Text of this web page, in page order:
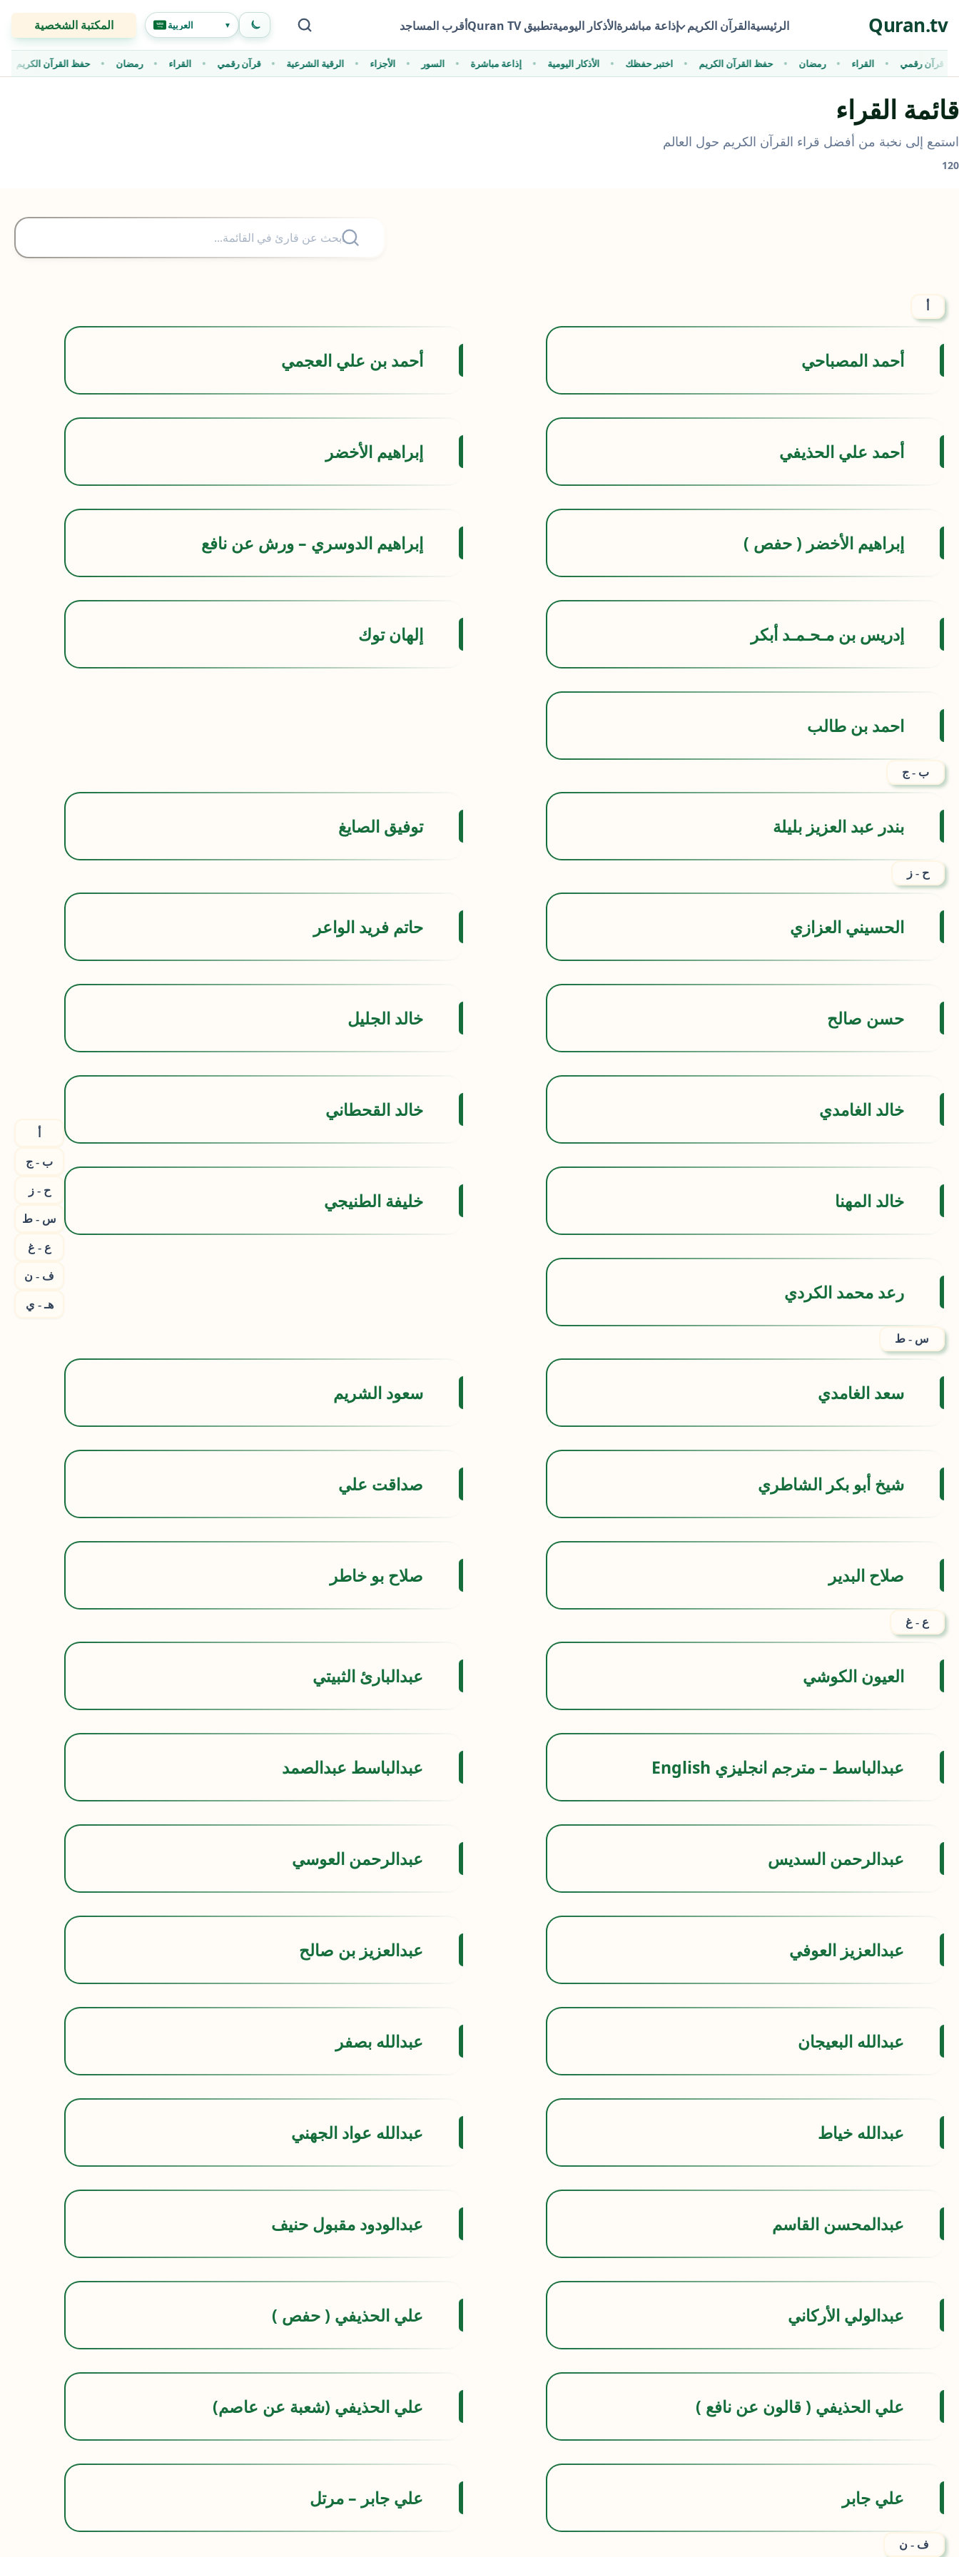
Quran.tv الرئيسيةالقرآن الكريم إذاعة مباشرةالأذكار اليوميةتطبيق Quran TV أقرب المساجد العربية ▼ المكتبة الشخصية
حفظ القرآن الكريم رمضان القراء قرآن رقمي الرقية الشرعية الأجزاء السور إذاعة مباشرة الأذكار اليومية اختبر حفظك حفظ القرآن الكريم رمضان القراء قرآن رقمي
قائمة القراء
استمع إلى نخبة من أفضل قراء القرآن الكريم حول العالم
120
ب - ج
ح - ز
س - ط
ع - غ
ف - ن
هـ - ي
أحمد المصباحي أحمد بن علي العجمي
أحمد علي الحذيفي إبراهيم الأخضر
إبراهيم الأخضر ( حفص ) إبراهيم الدوسري – ورش عن نافع
إدريس بن مـحـمـد أبكر إلهان توك
احمد بن طالب
ب - ج
بندر عبد العزيز بليلة توفيق الصايغ
ح - ز
الحسيني العزازي حاتم فريد الواعر
حسن صالح خالد الجليل
خالد الغامدي خالد القحطاني
خالد المهنا خليفة الطنيجي
رعد محمد الكردي
س - ط
سعد الغامدي سعود الشريم
شيخ أبو بكر الشاطري صداقت علي
صلاح البدير صلاح بو خاطر
ع - غ
العيون الكوشي عبدالبارئ الثبيتي
عبدالباسط – مترجم انجليزي English عبدالباسط عبدالصمد
عبدالرحمن السديس عبدالرحمن العوسي
عبدالعزيز العوفي عبدالعزيز بن صالح
عبدالله البعيجان عبدالله بصفر
عبدالله خياط عبدالله عواد الجهني
عبدالمحسن القاسم عبدالودود مقبول حنيف
عبدالولي الأركاني علي الحذيفي ( حفص )
علي الحذيفي ( قالون عن نافع ) علي الحذيفي (شعبة عن عاصم)
علي جابر علي جابر – مرتل
ف - ن